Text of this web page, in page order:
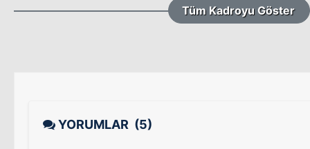
Tüm Kadroyu Göster
YORUMLAR (5)